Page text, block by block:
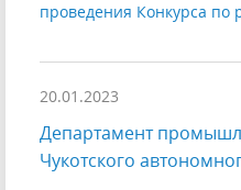
проведения Конкурса по
20.01.2023
Департамент
Чукотского